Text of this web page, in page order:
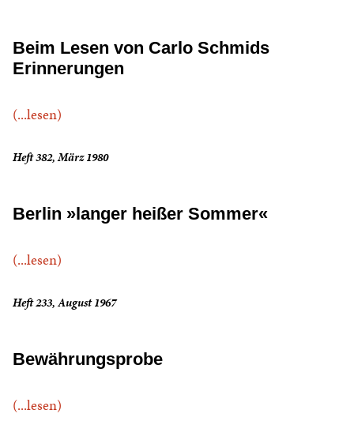
Beim Lesen von Carlo Schmids
Erinnerungen
(...lesen)
Heft 382, März 1980
Berlin »langer heißer Sommer«
(...lesen)
Heft 233, August 1967
Bewährungsprobe
(...lesen)